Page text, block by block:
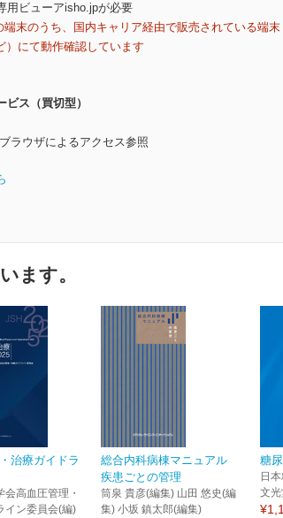
用ビューアisho.jpが必要
末のうち、国内キャリア経由で販売されている端末
）にて動作確認しています
ビス（買切型）
ラウザによるアクセス参照
ます。
治療ガイドラ
会高血圧管理・
イン委員会(編)
総合内科病棟マニュアル
疾患ごとの管理
筒泉 貴彦(編集) 山田 悠史(編
集) 小坂 鎮太郎(編集)
糖
日
文